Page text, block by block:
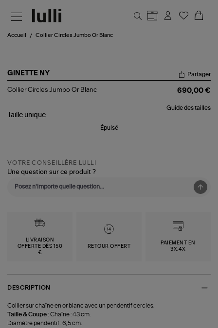
Accueil Collier Circles Jumbo Or Blanc
GINETTE NY
Collier
Or
Blanc
Partager
Collier Circles Jumbo Or Blanc 690,00 €
Guide des tailles
Taille unique
Épuisé
VOTRE CONSEILLÈRE LULLI
Une question sur ce produit ?
LIVRAISON
OFFERTE DÈS 150
€
RETOUR OFFERT
PAIEMENT EN
3X,4X
DESCRIPTION
Collier sur chaîne en or blanc avec un pendentif cercles.
Taille & Coupe :Chaîne : 43 cm.
Diamètre pendentif : 6,5 cm.